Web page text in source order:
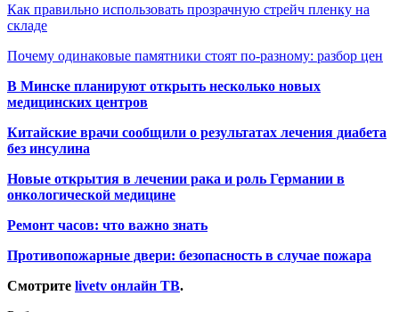
Как правильно использовать прозрачную стрейч пленку на
складе
Почему одинаковые памятники стоят по-разному: разбор цен
В Минске планируют открыть несколько новых
медицинских центров
Китайские врачи сообщили о результатах лечения диабета
без инсулина
Новые открытия в лечении рака и роль Германии в
онкологической медицине
Ремонт часов: что важно знать
Противопожарные двери: безопасность в случае пожара
Смотрите livetv онлайн ТВ.